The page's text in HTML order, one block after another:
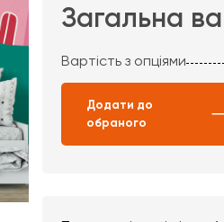
Загальна
Вартість з опціями
Додати до
обраного